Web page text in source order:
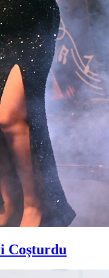
Coşturdu